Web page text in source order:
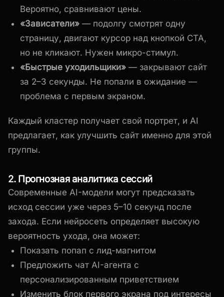
Вероятно, сравнивают цены.
«Зависатели» — подолгу смотрят одну
страницу, двигают курсор над кнопкой CTA,
но не кликают. Нужен микро-стимул.
«Быстрые уходильщики» — закрывают сайт
за 2–3 секунды. Не попали в ожидание —
проблема с первым экраном.
Каждый кластер получает свой портрет, и AI
предлагает, как улучшить сайт именно для этой
группы.
2. Прогнозная аналитика сессий
Современные AI-модели могут предсказать
исход сессии уже через 5–10 секунд после
захода. Если нейросеть определяет высокую
вероятность ухода, она может:
Показать попап с лид-магнитом
Предложить чат AI-агента с
персонализированным приветствием
Изменить блок первого экрана под интересы